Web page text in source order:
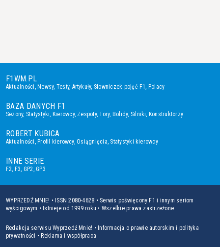
F1WM.PL
Aktualności, Newsy, Testy, Artykuły, Słowniczek pojęć F1, Polacy
BAZA DANYCH F1
Sezony, Statystyki, Kierowcy, Zespoły,Tory, Bolidy, Silniki, Konstruktorzy
ROBERT KUBICA
Aktualności, Profil kierowcy,Osiągnięcia, Statystyki kierowcy
INNE SERIE
F2, F3, GP2,GP3
WYPRZEDŹ MNIE! • ISSN 2080-4628 • Serwis poświęcony F1 i innym seriom
wyścigowym • Istnieje od 1999 roku • Wszelkie prawa zastrzeżone
Redakcja serwisu Wyprzedź Mnie! • Informacja o prawie autorskim i polityka
prywatności • Reklama i współpraca